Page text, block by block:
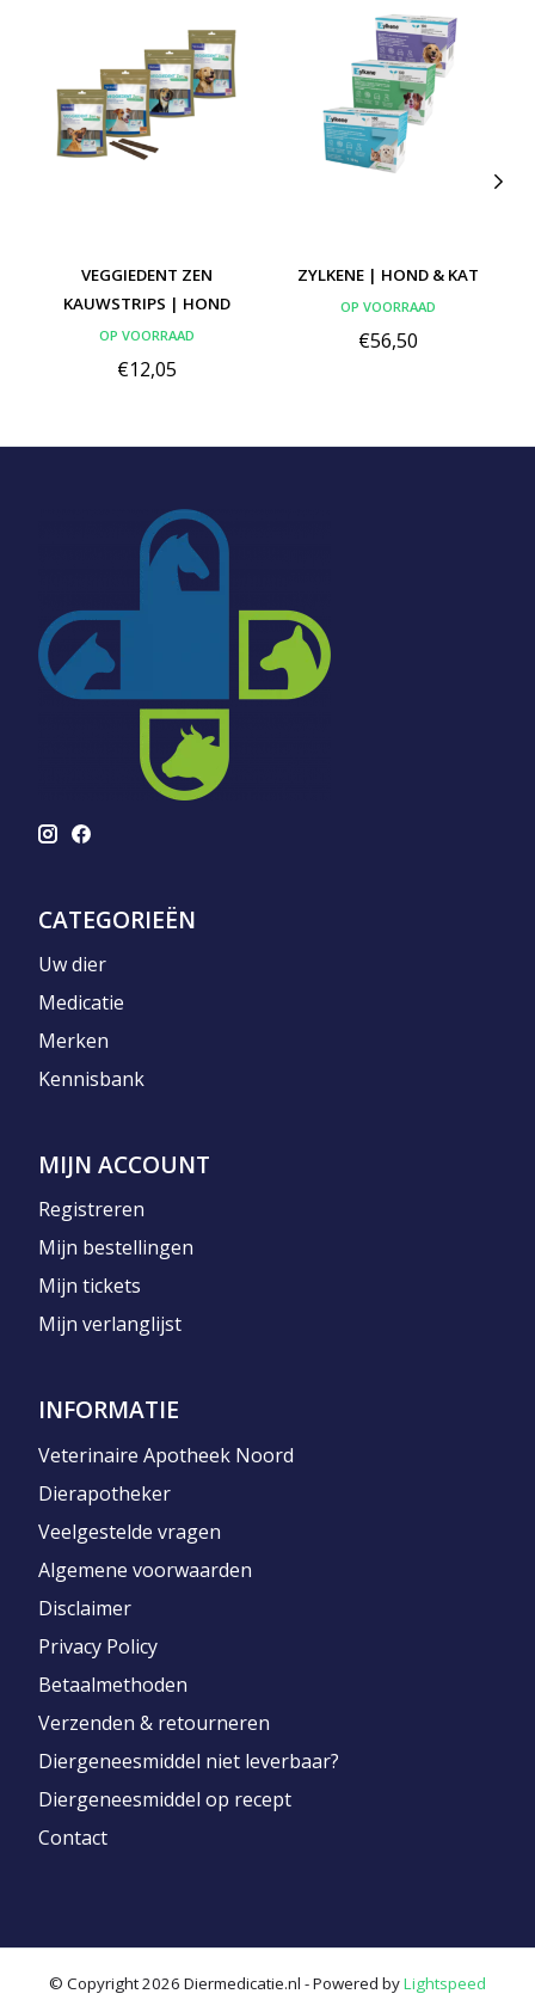
VEGGIEDENT ZEN
KAUWSTRIPS | HOND
OP VOORRAAD
€12,05
ZYLKENE | HOND & KAT
OP VOORRAAD
€56,50
CATEGORIEËN
Uw dier
Medicatie
Merken
Kennisbank
MIJN ACCOUNT
Registreren
Mijn bestellingen
Mijn tickets
Mijn verlanglijst
INFORMATIE
Veterinaire Apotheek Noord
Dierapotheker
Veelgestelde vragen
Algemene voorwaarden
Disclaimer
Privacy Policy
Betaalmethoden
Verzenden & retourneren
Diergeneesmiddel niet leverbaar?
Diergeneesmiddel op recept
Contact
© Copyright 2026 Diermedicatie.nl - Powered byLightspeed